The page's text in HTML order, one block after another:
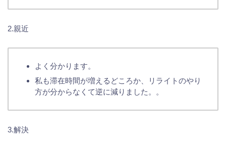
2.親近
よく分かります。
私も滞在時間が増えるどころか、リライトのやり
方が分からなくて逆に減りました。。
3.解決